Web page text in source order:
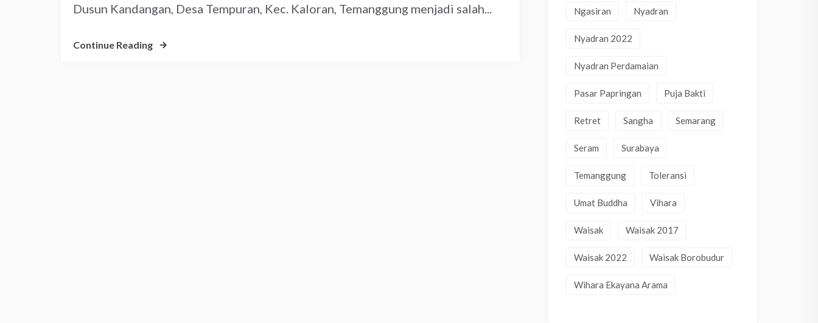
Dusun Kandangan, Desa Tempuran, Kec. Kaloran, Temanggung menjadi salah...
Continue Reading
Ngasiran Nyadran
Nyadran 2022
Nyadran Perdamaian
Pasar Papringan Puja Bakti
Retret Sangha Semarang
Seram Surabaya
Temanggung Toleransi
Umat Buddha Vihara
Waisak Waisak 2017
Waisak 2022 Waisak Borobudur
Wihara Ekayana Arama